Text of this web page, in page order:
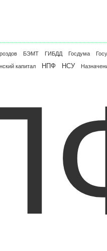
БЭМТ ГИБДД Госдума
капитал НПФ НСУ